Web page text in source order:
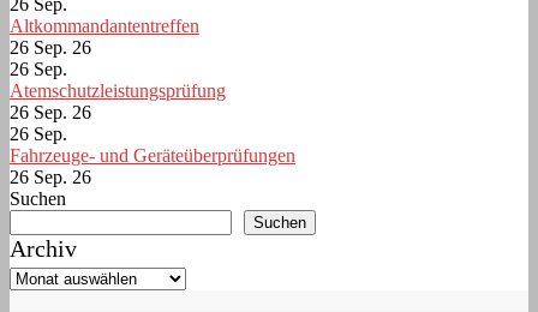
26 Sep.
Altkommandantentreffen
26 Sep. 26
26 Sep.
Atemschutzleistungsprüfung
26 Sep. 26
26 Sep.
Fahrzeuge- und Geräteüberprüfungen
26 Sep. 26
Suchen
Suchen
Archiv